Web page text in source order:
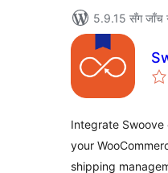
5.9.15 सँग जाँच
Integrate
your
shipping